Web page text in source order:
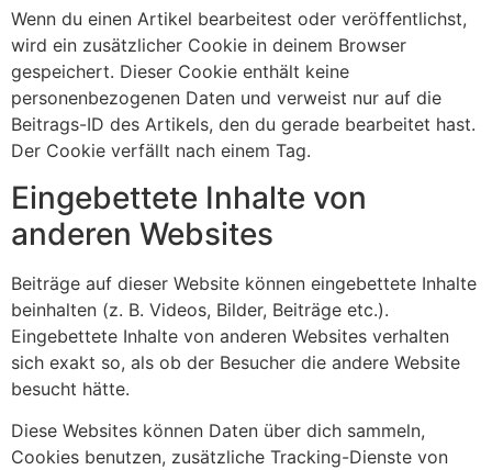
Wenn du einen Artikel bearbeitest oder veröffentlichst,
wird ein zusätzlicher Cookie in deinem Browser
gespeichert. Dieser Cookie enthält keine
personenbezogenen Daten und verweist nur auf die
Beitrags-ID des Artikels, den du gerade bearbeitet hast.
Der Cookie verfällt nach einem Tag.
Eingebettete Inhalte von
anderen Websites
Beiträge auf dieser Website können eingebettete Inhalte
beinhalten (z. B. Videos, Bilder, Beiträge etc.).
Eingebettete Inhalte von anderen Websites verhalten
sich exakt so, als ob der Besucher die andere Website
besucht hätte.
Diese Websites können Daten über dich sammeln,
Cookies benutzen, zusätzliche Tracking-Dienste von